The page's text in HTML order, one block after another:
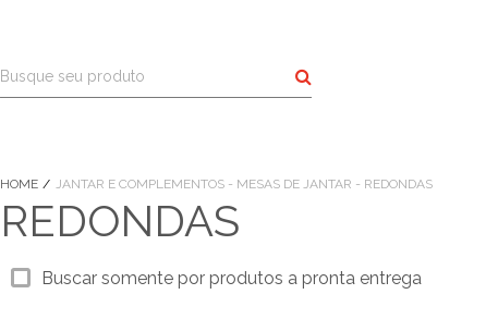
Buscar
HOME JANTAR E COMPLEMENTOS - MESAS DE JANTAR - REDONDAS
REDONDAS
Buscar somente por produtos a pronta entrega